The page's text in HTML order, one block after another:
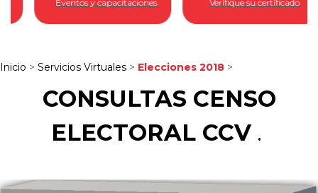
Eventos y capacitaciones Verifique su certificado
Inicio > Servicios Virtuales > Elecciones 2018 >
CONSULTAS CENSO
ELECTORAL CCV.